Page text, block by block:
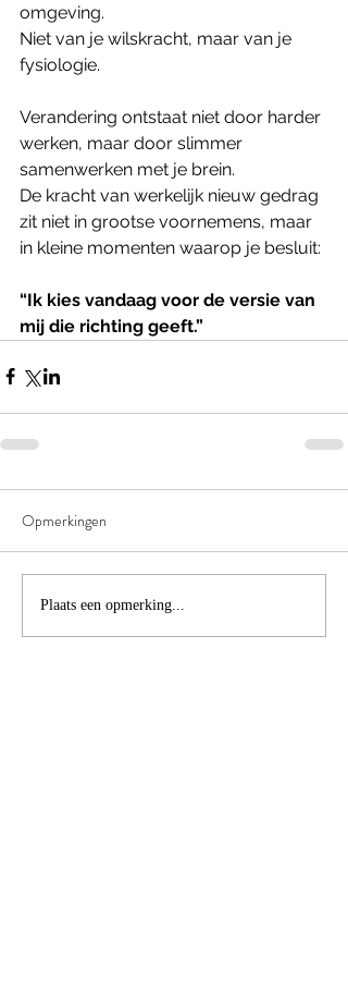
omgeving.
Niet van je wilskracht, maar van je
fysiologie.
Verandering ontstaat niet door harder
werken, maar door slimmer
samenwerken met je brein.
De kracht van werkelijk nieuw gedrag
zit niet in grootse voornemens, maar
in kleine momenten waarop je besluit:
“Ik kies vandaag voor de versie van
mij die richting geeft.”
Opmerkingen
Plaats een opmerking...